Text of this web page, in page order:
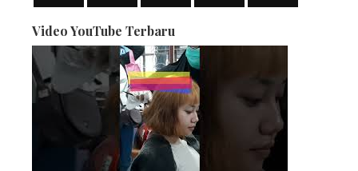
Video YouTube Terbaru